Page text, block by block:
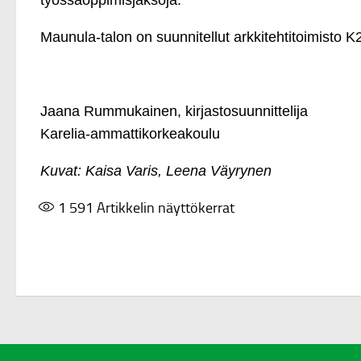
Maunula-talon on suunnitellut arkkitehtitoimisto
Jaana Rummukainen, kirjastosuunnittelija
Karelia-ammattikorkeakoulu
Kuvat: Kaisa Varis, Leena Väyrynen
1 591 Artikkelin näyttökerrat